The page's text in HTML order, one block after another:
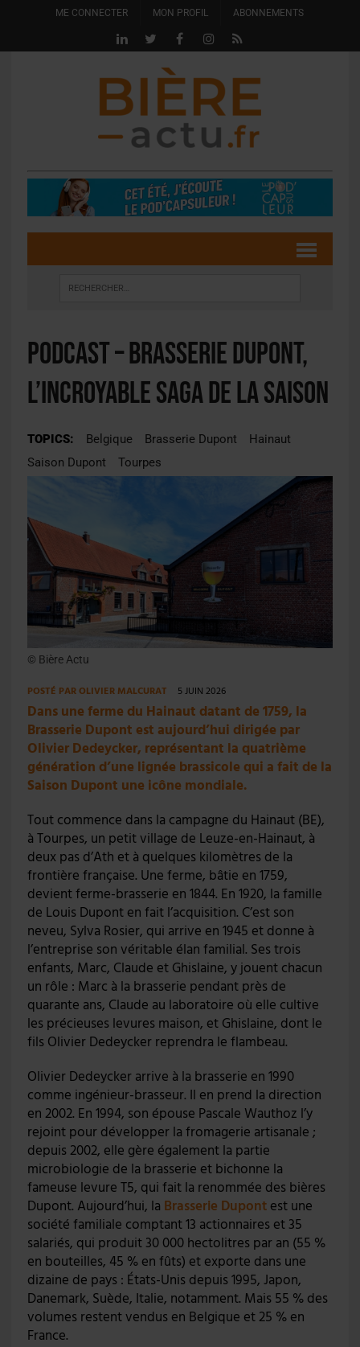
ME CONNECTER MON PROFIL ABONNEMENTS
PODCAST – Brasserie Dupont,
l’incroyable saga de la Saison
TOPICS: Belgique Brasserie Dupont
Hainaut
Saison Dupont
Tourpes
© Bière Actu
POSTÉ PAROLIVIER MALCURAT 5 JUIN 2026
Dans une ferme du Hainaut datant de 1759, la
Brasserie Dupont est aujourd’hui dirigée par
Olivier Dedeycker, représentant la quatrième
génération d’une lignée brassicole qui a fait de la
Saison Dupont une icône mondiale.
Tout commence dans la campagne du Hainaut (BE),
à Tourpes, un petit village de Leuze-en-Hainaut, à
deux pas d’Ath et à quelques kilomètres de la
frontière française. Une ferme, bâtie en 1759,
devient ferme-brasserie en 1844. En 1920, la famille
de Louis Dupont en fait l’acquisition. C’est son
neveu, Sylva Rosier, qui arrive en 1945 et donne à
l’entreprise son véritable élan familial. Ses trois
enfants, Marc, Claude et Ghislaine, y jouent chacun
un rôle : Marc à la brasserie pendant près de
quarante ans, Claude au laboratoire où elle cultive
les précieuses levures maison, et Ghislaine, dont le
fils Olivier Dedeycker reprendra le flambeau.
Olivier Dedeycker arrive à la brasserie en 1990
comme ingénieur-brasseur. Il en prend la direction
en 2002. En 1994, son épouse Pascale Wauthoz l’y
rejoint pour développer la fromagerie artisanale ;
depuis 2002, elle gère également la partie
microbiologie de la brasserie et bichonne la
fameuse levure T5, qui fait la renommée des bières
Dupont. Aujourd’hui, la Brasserie Dupontest une
société familiale comptant 13 actionnaires et 35
salariés, qui produit 30 000 hectolitres par an (55 %
en bouteilles, 45 % en fûts) et exporte dans une
dizaine de pays : États-Unis depuis 1995, Japon,
Danemark, Suède, Italie, notamment. Mais 55 % des
volumes restent vendus en Belgique et 25 % en
France.